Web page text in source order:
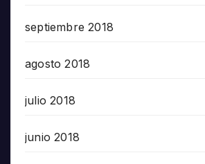
septiembre 2018
agosto 2018
julio 2018
junio 2018